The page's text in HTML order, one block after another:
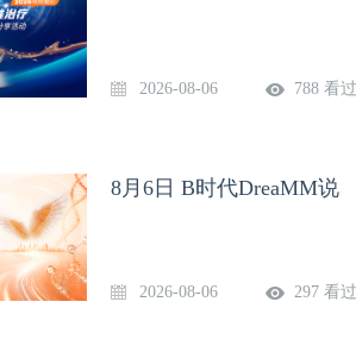
2026-08-06 788 看过
8月6日 B时代DreaMM说
2026-08-06 297 看过